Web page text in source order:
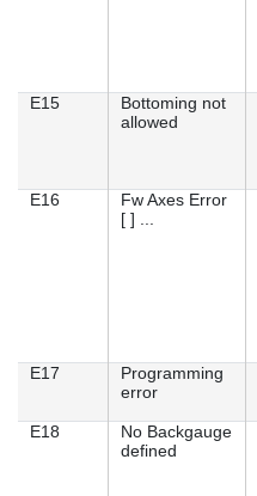
E15
Bottoming not
allowed
E16
Fw Axes Error
[ ] ...
E17
Programming
error
E18
No Backgauge
defined